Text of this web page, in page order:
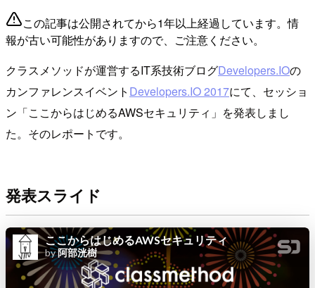
この記事は公開されてから1年以上経過しています。情
報が古い可能性がありますので、ご注意ください。
クラスメソッドが運営するIT系技術ブログDevelopers.IOの
カンファレンスイベント Developers.IO 2017にて、セッショ
ン「ここからはじめるAWSセキュリティ」を発表しまし
た。そのレポートです。
発表スライド